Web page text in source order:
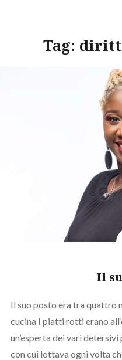
Tag:
Il
Il suo posto era tra quattro
cucina I piatti rotti erano
un’esperta dei vari
con cui lottava ogni volta